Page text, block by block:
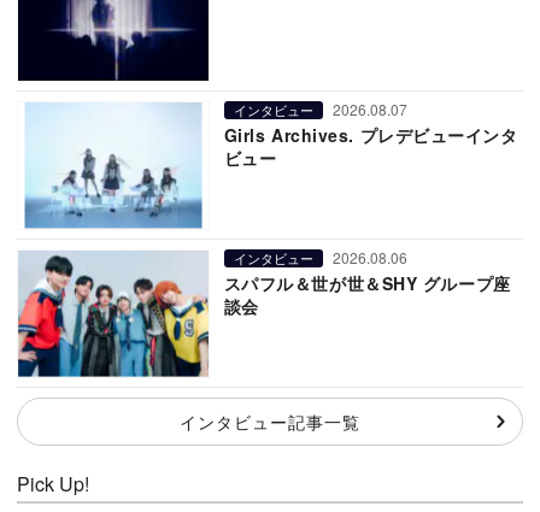
インタビュー 2026.08.07
Girls Archives. プレデビューインタ
ビュー
インタビュー 2026.08.06
スパフル＆世が世＆SHY グループ座
談会
インタビュー記事一覧
Pick Up!